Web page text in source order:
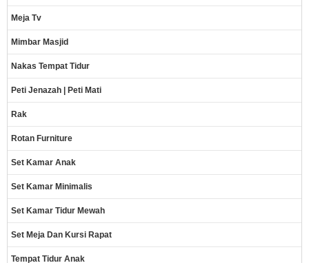
Meja Tv
Mimbar Masjid
Nakas Tempat Tidur
Peti Jenazah | Peti Mati
Rak
Rotan Furniture
Set Kamar Anak
Set Kamar Minimalis
Set Kamar Tidur Mewah
Set Meja Dan Kursi Rapat
Tempat Tidur Anak